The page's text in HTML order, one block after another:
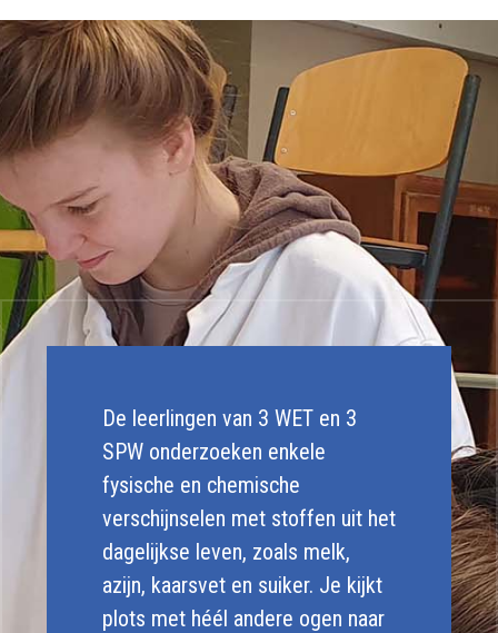
De leerlingen van 3 WET en 3
SPW onderzoeken enkele
fysische en chemische
verschijnselen met stoffen uit het
dagelijkse leven, zoals melk,
azijn, kaarsvet en suiker. Je kijkt
plots met héél andere ogen naar